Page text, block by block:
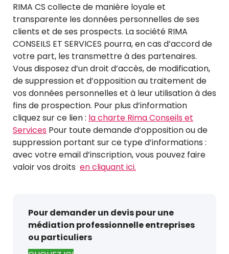
RIMA CS collecte de manière loyale et
transparente les données personnelles de ses
clients et de ses prospects. La société RIMA
CONSEILS ET SERVICES pourra, en cas d’accord de
votre part, les transmettre à des partenaires.
Vous disposez d’un droit d’accès, de modification,
de suppression et d’opposition au traitement de
vos données personnelles et à leur utilisation à des
fins de prospection. Pour plus d’information
cliquez sur ce lien : la charte Rima Conseils et
Services Pour toute demande d‘opposition ou de
suppression portant sur ce type d’informations :
avec votre email d’inscription, vous pouvez faire
valoir vos droits en cliquant ici.
Pour demander un devis pour une
médiation professionnelle entreprises
ou particuliers